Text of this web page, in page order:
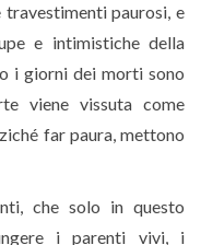
paurosi, e
e intimistiche della
i giorni dei morti sono
viene vissuta come
far paura, mettono
che solo in questo
i parenti vivi, i